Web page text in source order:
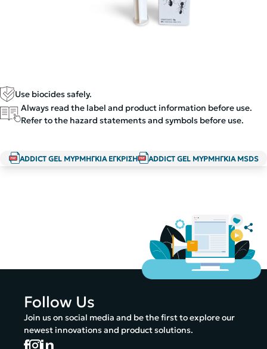
Use biocides safely.
Always read the label and product information before use.
Refer to the hazard statements and symbols before use.
ADDICT GEL ΜΥΡΜΗΓΚΙΑ ΕΓΚΡΙΣΗ ADDICT GEL ΜΥΡΜΗΓΚΙΑ MSDS
Follow Us
Join us on social media and be the first to explore our
newest innovations and product solutions.